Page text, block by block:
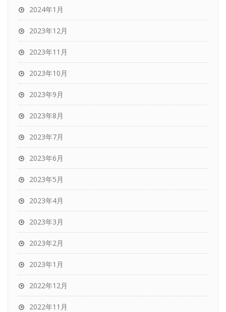
2024年1月
2023年12月
2023年11月
2023年10月
2023年9月
2023年8月
2023年7月
2023年6月
2023年5月
2023年4月
2023年3月
2023年2月
2023年1月
2022年12月
2022年11月